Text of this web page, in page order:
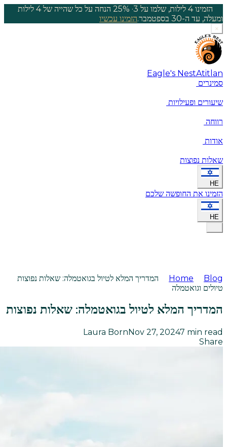
הזמינו 4 לילות, שלמו על 3 ·
25% הנחה על כל שהייה של 4 לילות
ומעלה, עד ה-30 בספטמבר.
הזמינו עכשיו
×
Eagle's NestAtitlan
סמינרים
שיעורים ופעילויות
רווחה
אודות
שאלות נפוצות
HE
הזמינו את החופשה שלכם
HE
Home Blog
המדריך המלא לטיול בגואטמלה: שאלות נפוצות
טיולים וגואטמלה
המדריך המלא לטיול בגואטמלה: שאלות נפוצות
Laura BornNov 27, 20247 min read
Share